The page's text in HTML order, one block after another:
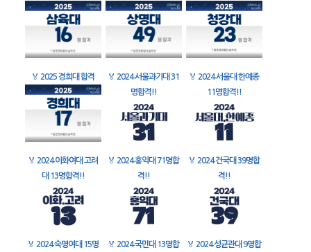
🏅 2025 경희대 합격 🏅 2024 서울과기대 31
명합격!!
🏅 2024 서울대 한예종
11명합격!!
🏅 2024 이화여대 고려
대 13명합격!!
🏅 2024 홍익대 71명합
격!!
🏅 2024 건국대 39명합
격!!
🏅 2024 숙명여대 15명
🏅 2024 국민대 13명합
🏅 2024 성균관대 9명합